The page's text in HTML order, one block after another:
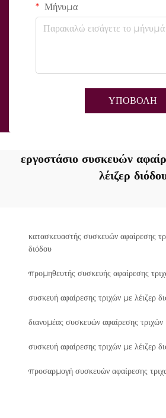
Μήνυμα
ΥΠΟΒΟΛΗ
εργοστάσιο συσκευών
λέιζερ
κατασκευαστής συσκευών αφαίρεσης
διόδου
προμηθευτής συσκευής αφαίρεσης
συσκευή αφαίρεσης τριχών με λέιζερ
διανομέας συσκευών αφαίρεσης τριχών
συσκευή αφαίρεσης τριχών με λέιζερ
προσαρμογή συσκευών αφαίρεσης